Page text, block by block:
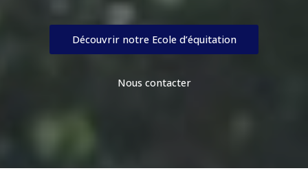
Découvrir notre Ecole d’équitation
Nous contacter